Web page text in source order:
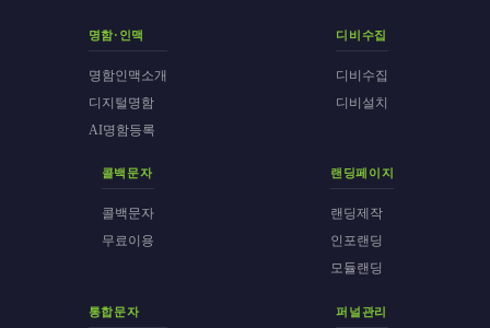
명함·인맥
명함인맥소개
디지털명함
AI명함등록
디비수집
디비수집
디비설치
콜백문자
콜백문자
무료이용
랜딩페이지
랜딩제작
인포랜딩
모듈랜딩
통합문자 퍼널관리